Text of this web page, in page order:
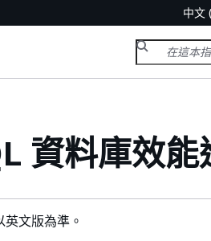
中文
資料庫效能
文版為準。